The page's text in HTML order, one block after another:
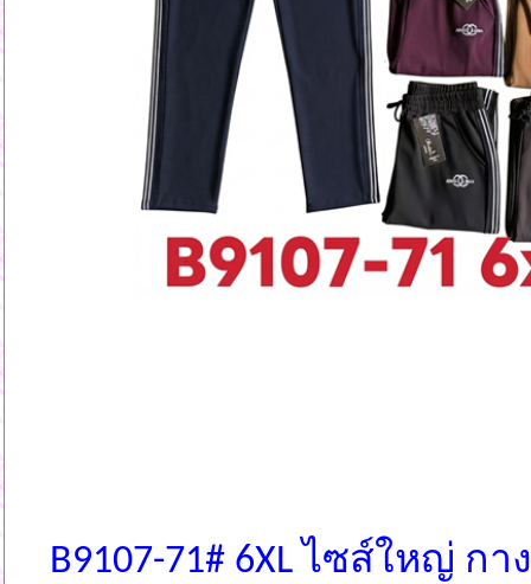
B9107-71# 6XL ไซส์ใหญ่ กา